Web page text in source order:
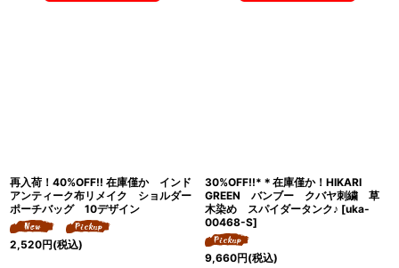
再入荷！40%OFF!! 在庫僅か インド
アンティーク布リメイク ショルダー
ポーチバッグ 10デザイン
2,520円(税込)
30%OFF!!*＊在庫僅か！HIKARI
GREEN バンブー クバヤ刺繍 草
木染め スパイダータンク♪ [uka-
00468-S]
9,660円(税込)